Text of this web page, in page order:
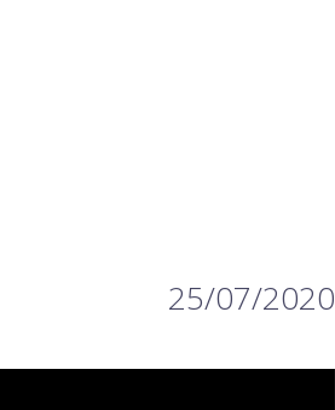
25/07/2020